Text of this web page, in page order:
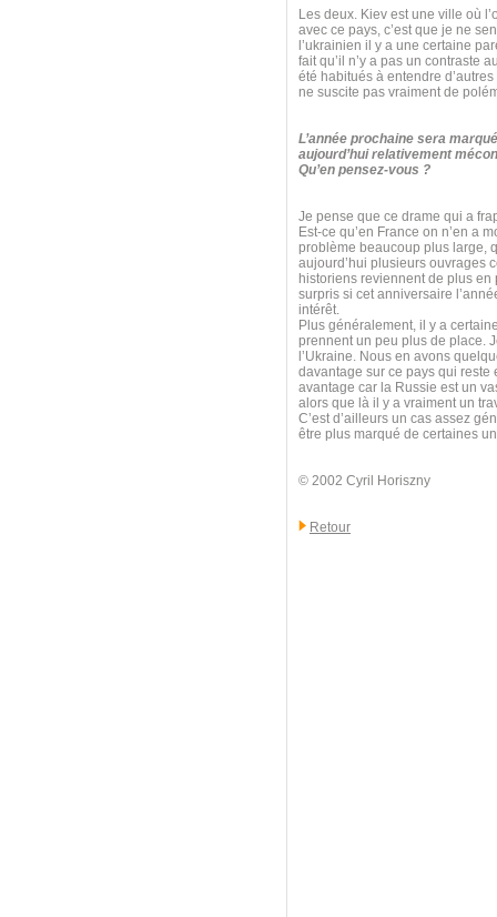
Les deux. Kiev est une ville où
avec ce pays, c’est que je ne
l’ukrainien il y a une certaine
fait qu’il n’y a pas un contraste
été habitués à entendre
ne suscite pas vraiment de
L’année prochaine sera
aujourd’hui relativement
Qu’en pensez-vous ?
Je pense que ce drame qui a
Est-ce qu’en France on n’en a
problème beaucoup plus large,
aujourd’hui plusieurs ouvrages
historiens reviennent de plus
surpris si cet anniversaire
intérêt.
Plus généralement, il y a
prennent un peu plus de place.
l’Ukraine. Nous en avons
davantage sur ce pays qui reste
avantage car la Russie est un
alors que là il y a vraiment un
C’est d’ailleurs un cas assez
être plus marqué de certaines
© 2002 Cyril Horiszny
Retour